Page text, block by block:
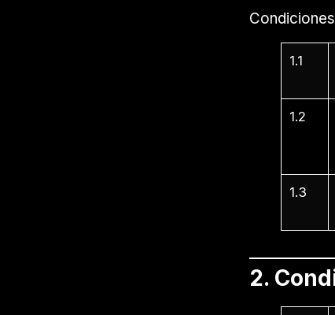
1.1
1.2
1.3
2.